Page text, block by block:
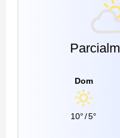
Dom
10°/5°